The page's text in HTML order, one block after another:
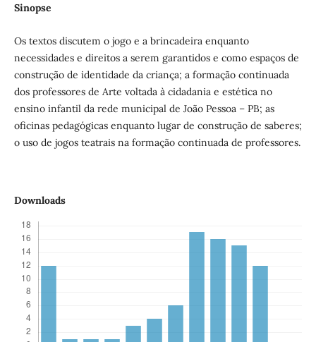
Sinopse
Os textos discutem o jogo e a brincadeira enquanto
necessidades e direitos a serem garantidos e como espaços de
construção de identidade da criança; a formação continuada
dos professores de Arte voltada à cidadania e estética no
ensino infantil da rede municipal de João Pessoa – PB; as
oficinas pedagógicas enquanto lugar de construção de saberes;
o uso de jogos teatrais na formação continuada de professores.
Downloads